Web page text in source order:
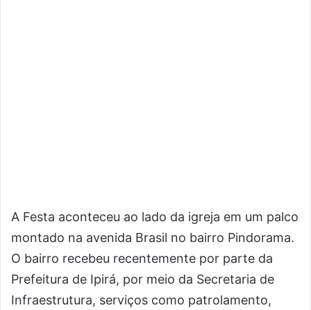
A Festa aconteceu ao lado da igreja em um palco
montado na avenida Brasil no bairro Pindorama.
O bairro recebeu recentemente por parte da
Prefeitura de Ipirá, por meio da Secretaria de
Infraestrutura, serviços como patrolamento,